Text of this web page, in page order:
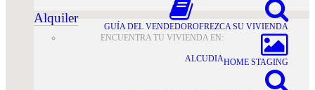
OFREZCA SU VIVIENDA
GUÍA DEL VENDEDOR
HOME STAGING
Alquiler
ENCUENTRA TU VIVIENDA EN:
ALCUDIA